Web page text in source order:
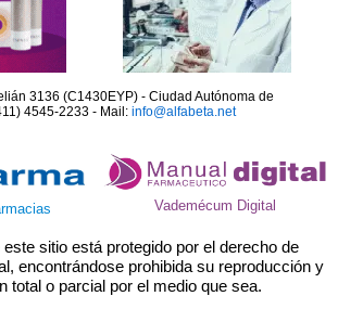
3136 (C1430EYP) - Ciudad Autónoma de
4545-2233 - Mail: info@alfabeta.net
Vademécum Digital
sitio está protegido por el derecho de
encontrándose prohibida su reproducción y
total o parcial por el medio que sea.